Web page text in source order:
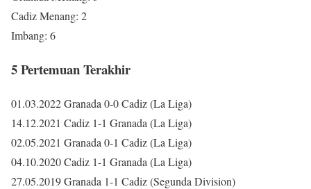
Cadiz Menang: 2
Imbang: 6
5 Pertemuan Terakhir
01.03.2022 Granada 0-0 Cadiz (La Liga)
14.12.2021 Cadiz 1-1 Granada (La Liga)
02.05.2021 Granada 0-1 Cadiz (La Liga)
04.10.2020 Cadiz 1-1 Granada (La Liga)
27.05.2019 Granada 1-1 Cadiz (Segunda Division)